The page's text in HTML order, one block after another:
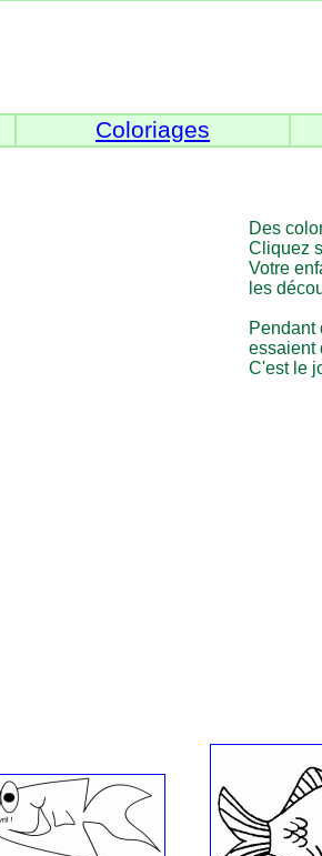
Coloriages
Des
Cliquez
Votre
les
Pendant
essaient
C'est le